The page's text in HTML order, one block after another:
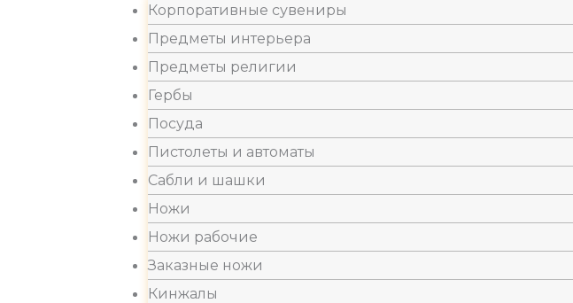
Корпоративные сувениры
Предметы интерьера
Предметы религии
Гербы
Посуда
Пистолеты и автоматы
Сабли и шашки
Ножи
Ножи рабочие
Заказные ножи
Кинжалы